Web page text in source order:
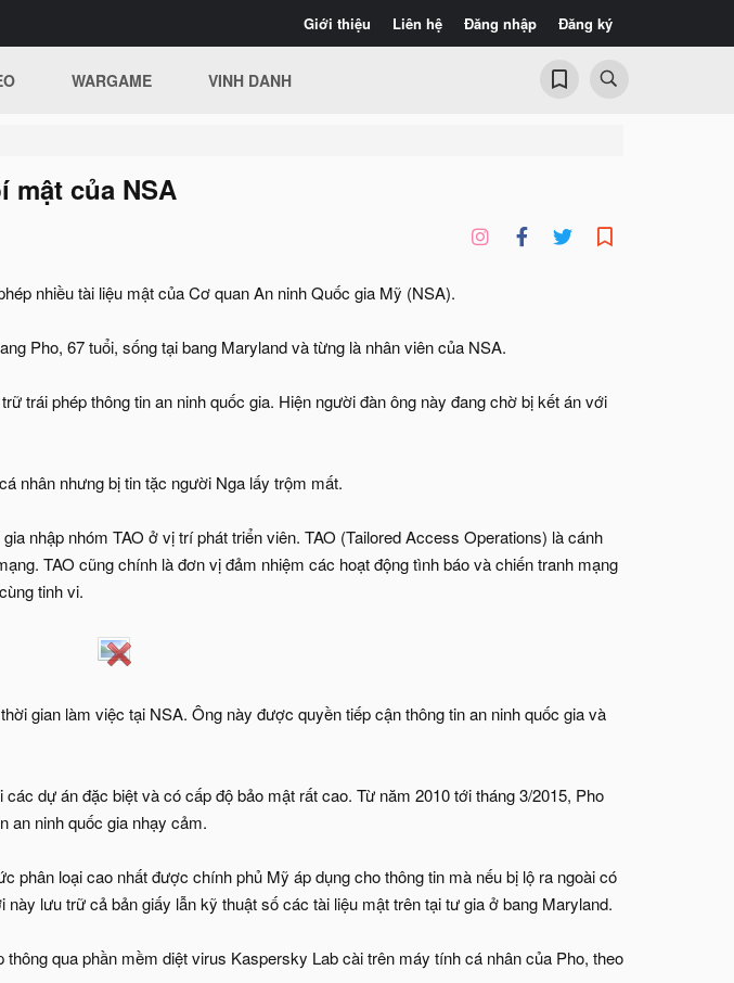
Giới thiệu Liên hệ Đăng nhập Đăng ký
WARGAME VINH DANH
mật của NSA
nhiều tài liệu mật của Cơ quan An ninh Quốc gia Mỹ (NSA).
Pho, 67 tuổi, sống tại bang Maryland và từng là nhân viên của NSA.
trái phép thông tin an ninh quốc gia. Hiện người đàn ông này đang chờ bị kết án với
nhân nhưng bị tin tặc người Nga lấy trộm mất.
nhập nhóm TAO ở vị trí phát triển viên. TAO (Tailored Access Operations) là cánh
TAO cũng chính là đơn vị đảm nhiệm các hoạt động tình báo và chiến tranh mạng
tinh vi.
gian làm việc tại NSA. Ông này được quyền tiếp cận thông tin an ninh quốc gia và
dự án đặc biệt và có cấp độ bảo mật rất cao. Từ năm 2010 tới tháng 3/2015, Pho
an ninh quốc gia nhạy cảm.
phân loại cao nhất được chính phủ Mỹ áp dụng cho thông tin mà nếu bị lộ ra ngoài có
lưu trữ cả bản giấy lẫn kỹ thuật số các tài liệu mật trên tại tư gia ở bang Maryland.
qua phần mềm diệt virus Kaspersky Lab cài trên máy tính cá nhân của Pho, theo